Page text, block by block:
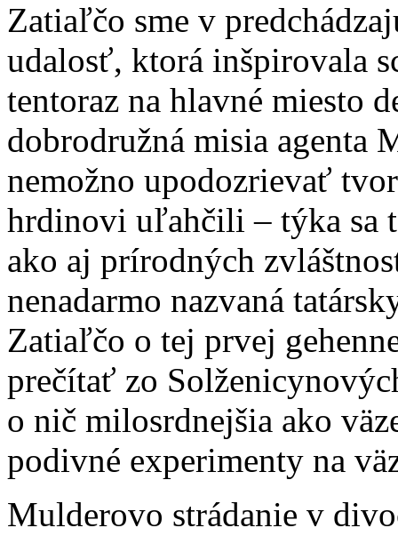
Zatiaľčo sme v
udalosť, ktorá inšpirovala
tentoraz na hlavné miesto
dobrodružná misia agenta
nemožno upodozrievať
hrdinovi uľahčili – týka sa
ako aj prírodných
nenadarmo nazvaná
Zatiaľčo o tej prvej
prečítať zo
o nič milosrdnejšia ako
podivné experimenty na
Mulderovo strádanie v